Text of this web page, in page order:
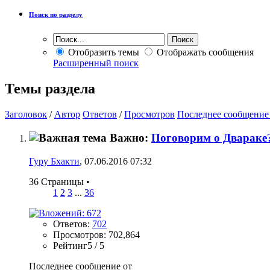
Поиск по разделу
Отобразить темы
Отображать сообщения
Расширенный поиск
Темы раздела
Заголовок / Автор Ответов /Просмотров Последнее сообщение
Важно: Поговорим о
Гуру Бхакти, 07.06.2016 07:32
36 Страницы •
1 2 3 ... 36
Ответов: 702
Просмотров: 702,864
Рейтинг5 / 5
Последнее сообщение от